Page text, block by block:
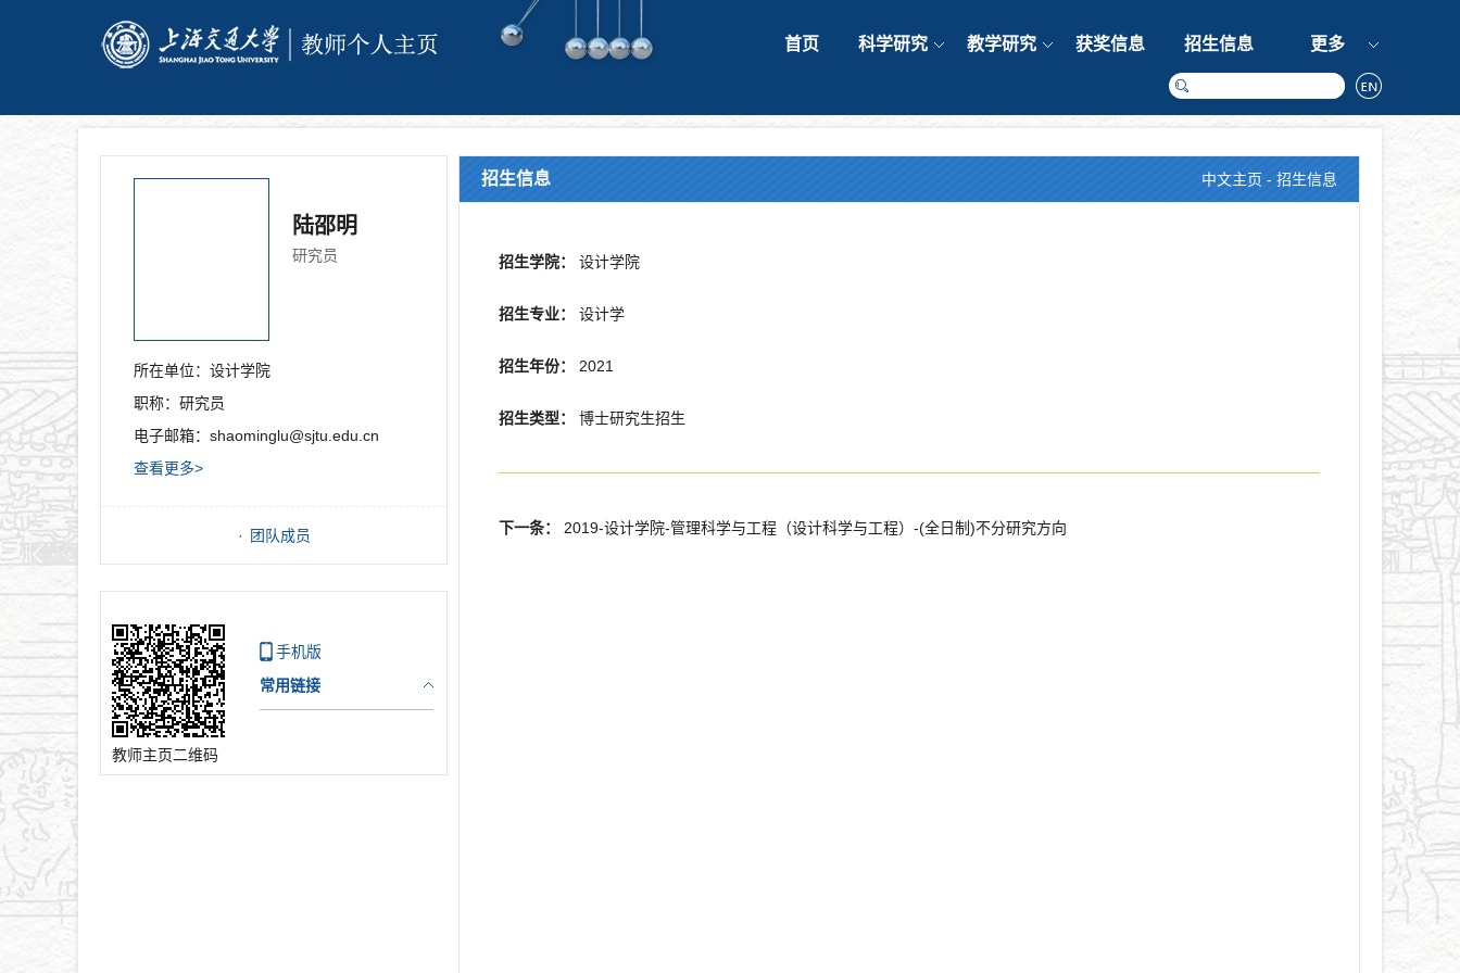
首页 科学研究 教学研究 获奖信息 招生信息 更多
陆邵明
研究员
所在单位： 设计学院
职称： 研究员
电子邮箱： shaominglu@sjtu.edu.cn
查看更多>
团队成员
教师主页二维码
手机版
常用链接
招生信息 中文主页 - 招生信息
招生学院： 设计学院
招生专业： 设计学
招生年份： 2021
招生类型： 博士研究生招生
下一条： 2019-设计学院-管理科学与工程（设计科学与工程）-(全日制)不分研究方向